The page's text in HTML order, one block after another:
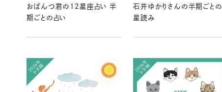
おぱんつ君の12星座占い 半
期ごとの占い
石井ゆかりさんの半期ごとの
星読み